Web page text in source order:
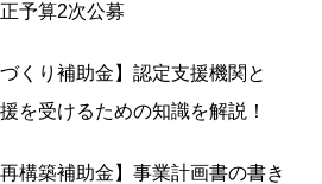
予算2次公募
づくり補助金】認定支援機関と
を受けるための知識を解説！
再構築補助金】事業計画書の書き